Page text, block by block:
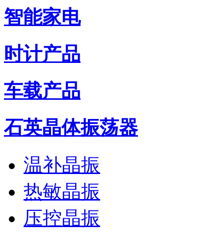
智能家电
时计产品
车载产品
石英晶体振荡器
温补晶振
热敏晶振
压控晶振